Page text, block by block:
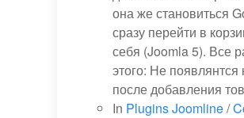
она же становиться
сразу перейти в
себя (Joomla 5). Все
этого: Не появлянтся
после добавления
In Plugins Joomline/